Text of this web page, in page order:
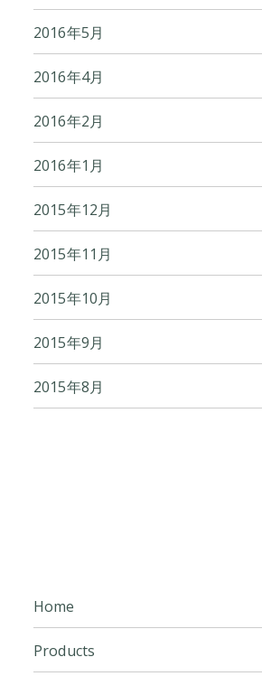
2016年5月
2016年4月
2016年2月
2016年1月
2015年12月
2015年11月
2015年10月
2015年9月
2015年8月
Home
Products